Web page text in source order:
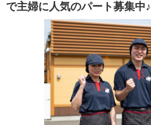
で主婦に人気のパート募集中♪